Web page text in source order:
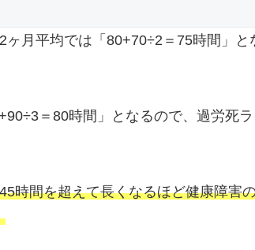
月平均では「80+70÷2＝75時間」
＝80時間」となるので、過労死ラ
時間を超えて長くなるほど健康障害